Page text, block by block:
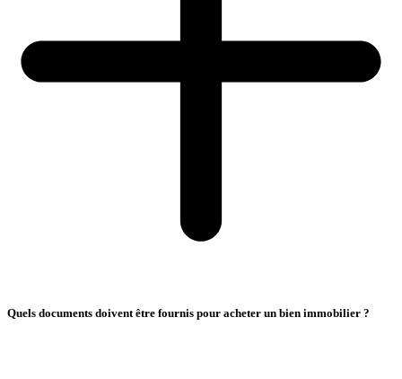
Quels documents doivent être fournis pour acheter un bien immobilier ?